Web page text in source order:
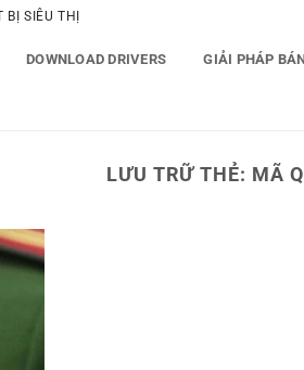
BỊ SIÊU THỊ
DOWNLOAD DRIVERS GIẢI PHÁP
LƯU TRỮ THẺ: MÃ